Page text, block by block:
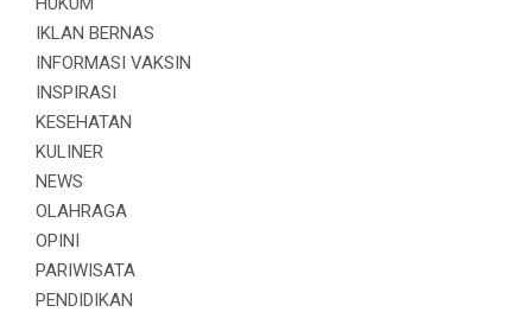
IKLAN BERNAS
INFORMASI VAKSIN
INSPIRASI
KESEHATAN
KULINER
NEWS
OLAHRAGA
OPINI
PARIWISATA
PENDIDIKAN